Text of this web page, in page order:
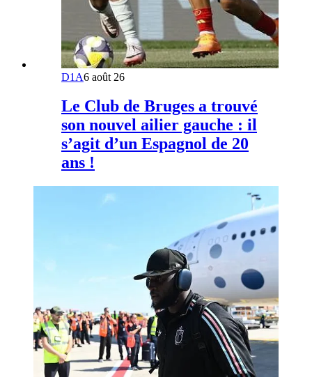
D1A6 août 26
Le Club de Bruges a trouvé
son nouvel ailier gauche : il
s’agit d’un Espagnol de 20
ans !